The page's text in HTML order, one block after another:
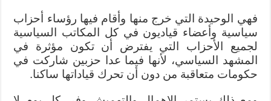
فهي الوحيدة التي خرج منها وأقام فيها رؤساء أحزاب
سياسية وأعضاء قياديون في كل المكاتب السياسية
لجميع الأحزاب التي يفترض أن تكون مؤثرة في
المشهد السياسي، لأنها فيما عدا حزبين شاركت في
حكومات متعاقبة من دون أن تحرك قياداتها ساكنا.